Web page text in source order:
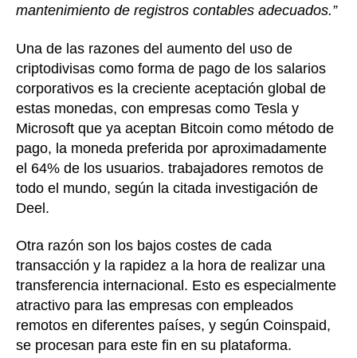
mantenimiento de registros contables adecuados.”
Una de las razones del aumento del uso de
criptodivisas como forma de pago de los salarios
corporativos es la creciente aceptación global de
estas monedas, con empresas como Tesla y
Microsoft que ya aceptan Bitcoin como método de
pago, la moneda preferida por aproximadamente
el 64% de los usuarios. trabajadores remotos de
todo el mundo, según la citada investigación de
Deel.
Otra razón son los bajos costes de cada
transacción y la rapidez a la hora de realizar una
transferencia internacional. Esto es especialmente
atractivo para las empresas con empleados
remotos en diferentes países, y según Coinspaid,
se procesan para este fin en su plataforma.